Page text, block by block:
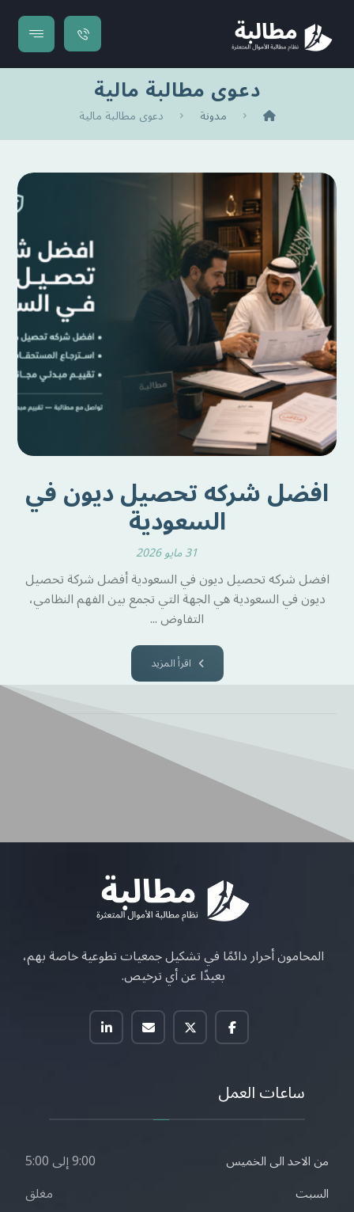
دعوى مطالبة مالية
مدونة دعوى مطالبة مالية
افضل شركه تحصيل ديون في
السعودية
31 مايو 2026
افضل شركه تحصيل ديون في السعودية أفضل شركة تحصيل
ديون في السعودية هي الجهة التي تجمع بين الفهم النظامي،
التفاوض ...
اقرأ المزيد
المحامون أحرار دائمًا في تشكيل جمعيات تطوعية خاصة بهم،
بعيدًا عن أي ترخيص.
ساعات العمل
من الاحد الى الخميس 9:00 إلى 5:00
السبت مغلق